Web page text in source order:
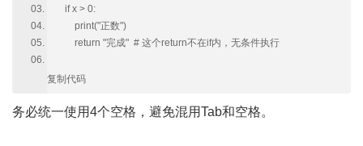
if x > 0:
print("正数")
return "完成" # 这个return不在if内，无条件执行
复制代码
务必统一使用4个空格，避免混用Tab和空格。